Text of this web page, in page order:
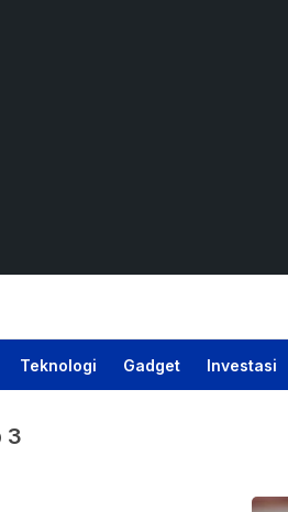
Teknologi Gadget Investasi
3